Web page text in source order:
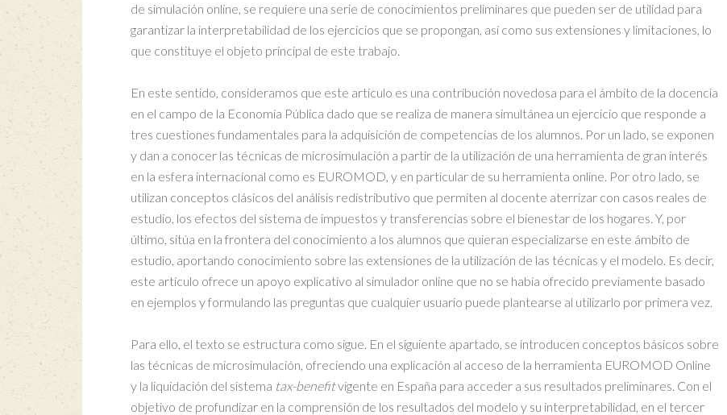
de simulación online, se requiere una serie de conocimientos preliminares que pueden ser de utilidad para
garantizar la interpretabilidad de los ejercicios que se propongan, así como sus extensiones y limitaciones, lo
que constituye el objeto principal de este trabajo.
En este sentido, consideramos que este artículo es una contribución novedosa para el ámbito de la docencia
en el campo de la Economía Pública dado que se realiza de manera simultánea un ejercicio que responde a
tres cuestiones fundamentales para la adquisición de competencias de los alumnos. Por un lado, se exponen
y dan a conocer las técnicas de microsimulación a partir de la utilización de una herramienta de gran interés
en la esfera internacional como es EUROMOD, y en particular de su herramienta online. Por otro lado, se
utilizan conceptos clásicos del análisis redistributivo que permiten al docente aterrizar con casos reales de
estudio, los efectos del sistema de impuestos y transferencias sobre el bienestar de los hogares. Y, por
último, sitúa en la frontera del conocimiento a los alumnos que quieran especializarse en este ámbito de
estudio, aportando conocimiento sobre las extensiones de la utilización de las técnicas y el modelo. Es decir,
este artículo ofrece un apoyo explicativo al simulador online que no se había ofrecido previamente basado
en ejemplos y formulando las preguntas que cualquier usuario puede plantearse al utilizarlo por primera vez.
Para ello, el texto se estructura como sigue. En el siguiente apartado, se introducen conceptos básicos sobre
las técnicas de microsimulación, ofreciendo una explicación al acceso de la herramienta EUROMOD Online
y la liquidación del sistema tax-benefitvigente en España para acceder a sus resultados preliminares. Con el
objetivo de profundizar en la comprensión de los resultados del modelo y su interpretabilidad, en el tercer